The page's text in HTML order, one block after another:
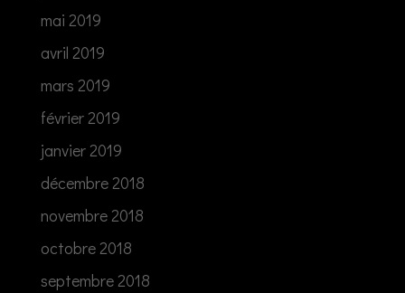
mai 2019
avril 2019
mars 2019
février 2019
janvier 2019
décembre 2018
novembre 2018
octobre 2018
septembre 2018